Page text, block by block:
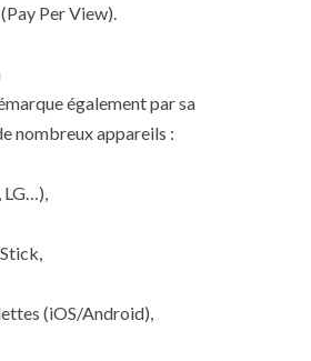
Per View).
également par sa
nombreux appareils :
LG…),
(iOS/Android),